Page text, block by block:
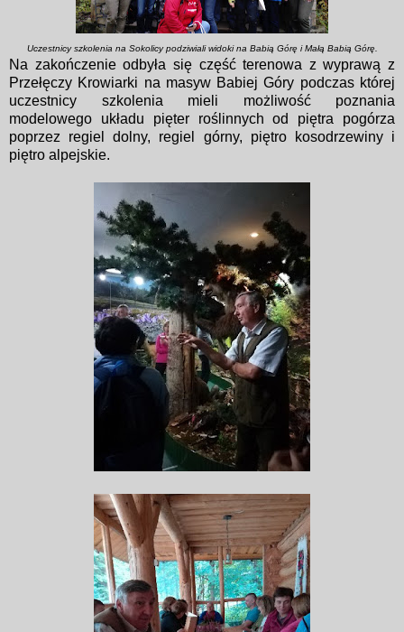
Uczestnicy szkolenia na Sokolicy podziwiali widoki na Babią Górę i Małą Babią Górę.
Na zakończenie odbyła się część terenowa z wyprawą z
Przełęczy Krowiarki na masyw Babiej Góry podczas której
uczestnicy szkolenia mieli możliwość poznania
modelowego układu pięter roślinnych od piętra pogórza
poprzez regiel dolny, regiel górny, piętro kosodrzewiny i
piętro alpejskie.